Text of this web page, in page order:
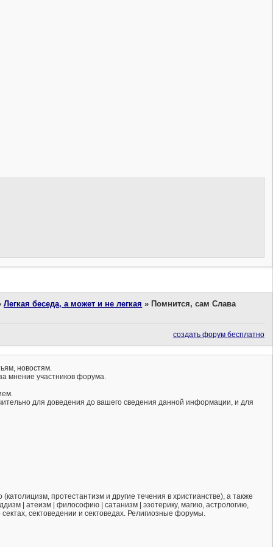
Легкая беседа, а может и не легкая » Помнится, сам Слава
создать форум бесплатно
новостям.
мнение участников форума.
для доведения до вашего сведения данной информации, и для
протестантизм и другие течения в христианстве), а также
| атеизм | философию | сатанизм | эзотерику, магию, астрологию,
сектоведении и сектоведах. Религиозные форумы.